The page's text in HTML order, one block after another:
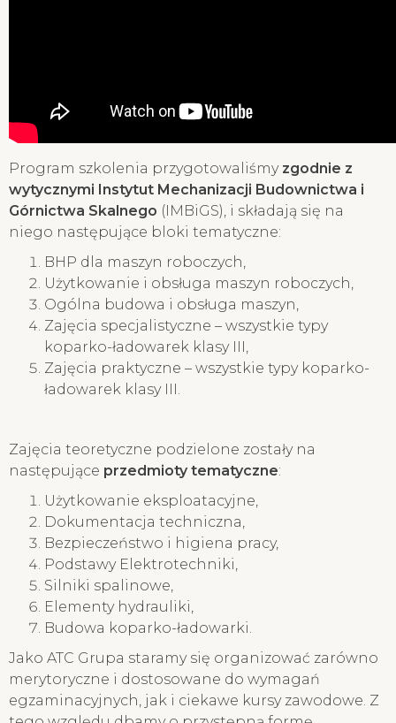
Program szkolenia przygotowaliśmy zgodnie z
wytycznymi Instytut Mechanizacji Budownictwa i
Górnictwa Skalnego (IMBiGS), i składają się na
niego następujące bloki tematyczne:
BHP dla maszyn roboczych,
Użytkowanie i obsługa maszyn roboczych,
Ogólna budowa i obsługa maszyn,
Zajęcia specjalistyczne – wszystkie typy
koparko-ładowarek klasy III,
Zajęcia praktyczne – wszystkie typy koparko-
ładowarek klasy III.
Zajęcia teoretyczne podzielone zostały na
następujące przedmioty tematyczne:
Użytkowanie eksploatacyjne,
Dokumentacja techniczna,
Bezpieczeństwo i higiena pracy,
Podstawy Elektrotechniki,
Silniki spalinowe,
Elementy hydrauliki,
Budowa koparko-ładowarki.
Jako ATC Grupa staramy się organizować zarówno
merytoryczne i dostosowane do wymagań
egzaminacyjnych, jak i ciekawe kursy zawodowe. Z